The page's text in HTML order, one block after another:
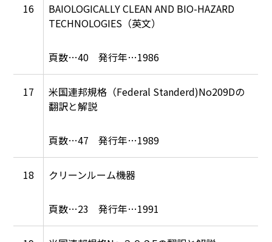
16
BAIOLOGICALLY CLEAN AND BIO-HAZARD
TECHNOLOGIES（英文）
40 1986
17
米国連邦規格（Federal Standerd)No209Dの
翻訳と解説
47 1989
18 クリーンルーム機器
23 1991